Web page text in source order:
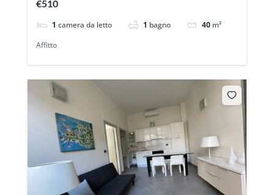
€510
1 camera da letto 1 bagno 40 m²
Affitto